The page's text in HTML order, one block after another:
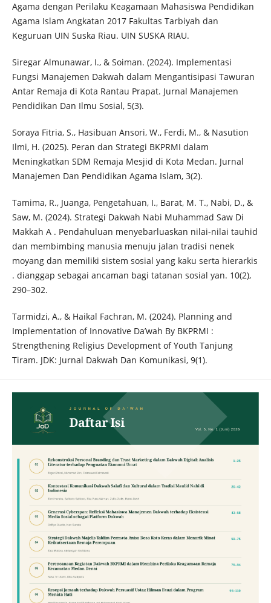
Agama dengan Perilaku Keagamaan Mahasiswa Pendidikan
Agama Islam Angkatan 2017 Fakultas Tarbiyah dan
Keguruan UIN Suska Riau. UIN SUSKA RIAU.
Siregar Almunawar, I., & Soiman. (2024). Implementasi
Fungsi Manajemen Dakwah dalam Mengantisipasi Tawuran
Antar Remaja di Kota Rantau Prapat. Jurnal Manajemen
Pendidikan Dan Ilmu Sosial, 5(3).
Soraya Fitria, S., Hasibuan Ansori, W., Ferdi, M., & Nasution
Ilmi, H. (2025). Peran dan Strategi BKPRMI dalam
Meningkatkan SDM Remaja Mesjid di Kota Medan. Jurnal
Manajemen Dan Pendidikan Agama Islam, 3(2).
Tamima, R., Juanga, Pengetahuan, I., Barat, M. T., Nabi, D., &
Saw, M. (2024). Strategi Dakwah Nabi Muhammad Saw Di
Makkah A . Pendahuluan menyebarluaskan nilai-nilai tauhid
dan membimbing manusia menuju jalan tradisi nenek
moyang dan memiliki sistem sosial yang kaku serta hierarkis
. dianggap sebagai ancaman bagi tatanan sosial yan. 10(2),
290–302.
Tarmidzi, A., & Haikal Fachran, M. (2024). Planning and
Implementation of Innovative Da’wah By BKPRMI :
Strengthening Religius Development of Youth Tanjung
Tiram. JDK: Jurnal Dakwah Dan Komunikasi, 9(1).